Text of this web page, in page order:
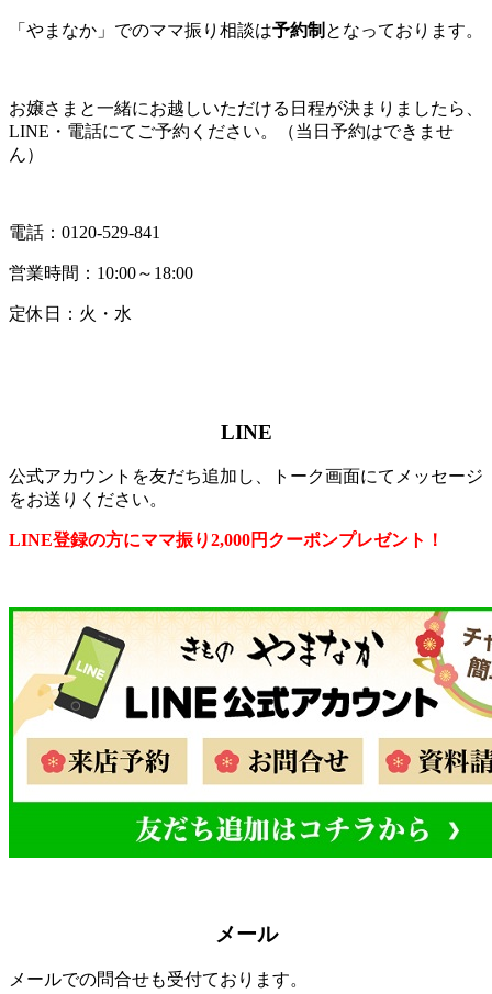
「やまなか」でのママ振り相談は予約制 となっております。
お嬢さまと一緒にお越しいただける日程が決まりましたら、
LINE・電話にてご予約ください。（当日予約はできませ
ん）
電話：0120-529-841
営業時間：10:00～18:00
定休日：火・水
LINE
公式アカウントを友だち追加し、トーク画面にてメッセージ
をお送りください。
LINE登録の方にママ振り2,000円クーポンプレゼント！
メール
メールでの問合せも受付ております。